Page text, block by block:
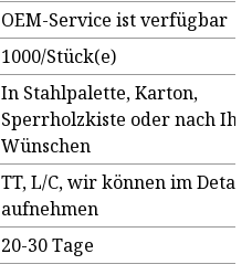
OEM-Service ist verfügbar
1000/Stück(e)
In Stahlpalette, Karton,
Sperrholzkiste oder nach
Wünschen
TT, L/C, wir können im
aufnehmen
20-30 Tage